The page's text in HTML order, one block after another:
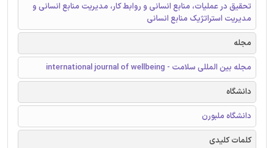
تحقیق در عملیات، منابع انسانی و روابط کار، مدیریت منابع انسانی و
مدیریت استراتژیک منابع انسانی
مجله
مجله بین المللی سلامت - international journal of wellbeing
دانشگاه
دانشگاه ملبورن
کلمات کلیدی